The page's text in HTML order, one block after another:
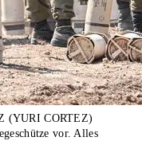
(YURI CORTEZ)
vor. Alles